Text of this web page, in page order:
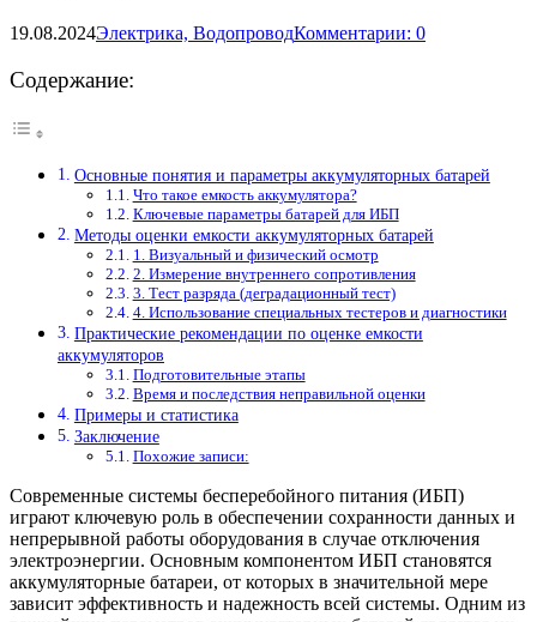
19.08.2024Электрика, ВодопроводКомментарии: 0
Содержание:
Основные понятия и параметры аккумуляторных батарей
Что такое емкость аккумулятора?
Ключевые параметры батарей для ИБП
Методы оценки емкости аккумуляторных батарей
1. Визуальный и физический осмотр
2. Измерение внутреннего сопротивления
3. Тест разряда (деградационный тест)
4. Использование специальных тестеров и диагностики
Практические рекомендации по оценке емкости
аккумуляторов
Подготовительные этапы
Время и последствия неправильной оценки
Примеры и статистика
Заключение
Похожие записи:
Современные системы бесперебойного питания (ИБП)
играют ключевую роль в обеспечении сохранности данных и
непрерывной работы оборудования в случае отключения
электроэнергии. Основным компонентом ИБП становятся
аккумуляторные батареи, от которых в значительной мере
зависит эффективность и надежность всей системы. Одним из